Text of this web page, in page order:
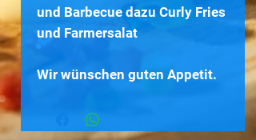
und Barbecue dazu Curly Fries
und Farmersalat
Wir wünschen guten Appetit.